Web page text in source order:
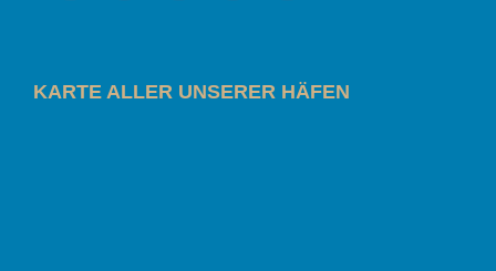
KARTE ALLER UNSERER HÄFEN